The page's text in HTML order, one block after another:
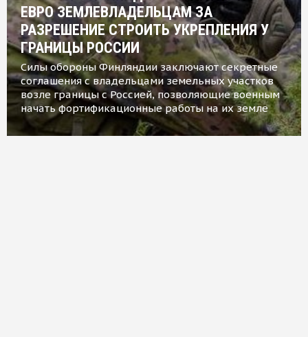
ЕВРО ЗЕМЛЕВЛАДЕЛЬЦАМ ЗА
РАЗРЕШЕНИЕ СТРОИТЬ УКРЕПЛЕНИЯ У
ГРАНИЦЫ РОССИИ
Силы обороны Финляндии заключают секретные
соглашения с владельцами земельных участков
возле границы с Россией, позволяющие военным
начать фортификационные работы на их земле